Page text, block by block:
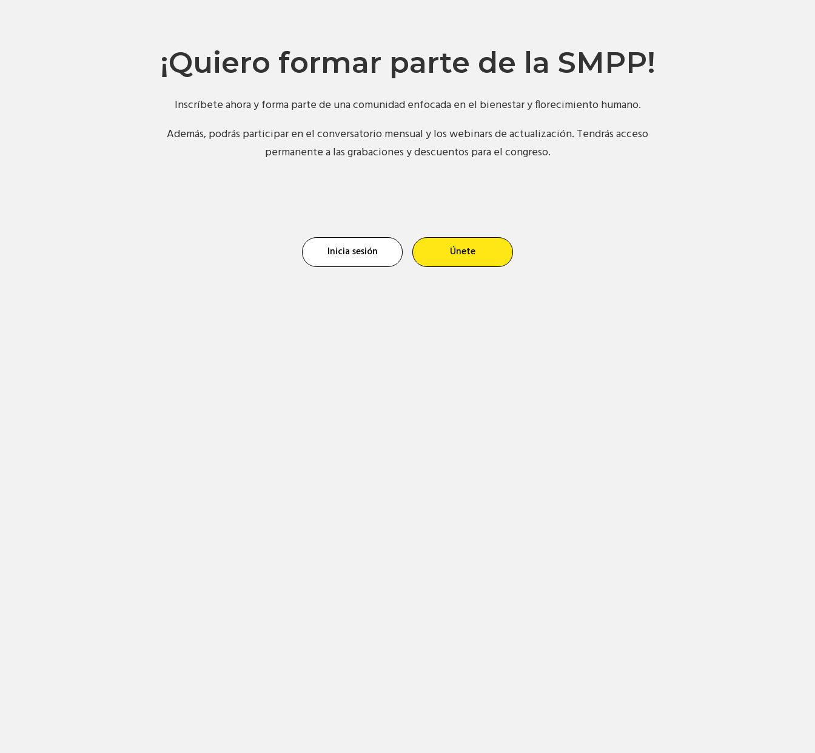
¡Quiero formar parte de la SMPP!
Inscríbete ahora y forma parte de una comunidad enfocada en el bienestar y florecimiento humano.
Además, podrás participar en el conversatorio mensual y los webinars de actualización. Tendrás acceso
permanente a las grabaciones y descuentos para el congreso.
Inicia sesión Únete